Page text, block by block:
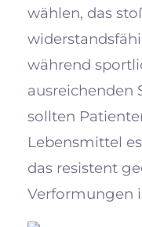
wählen, das
während
ausreichenden
sollten
Lebensmittel
das resistent
Verformungen